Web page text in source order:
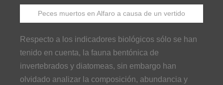
Peces muertos en Alfaro a causa de un vertido
Respecto a los indicadores biológicos sólo se han
tenido en cuenta, la fauna bentónica de
invertebrados y diatomeas, sin embargo han
olvidado analizar la composición, abundancia y